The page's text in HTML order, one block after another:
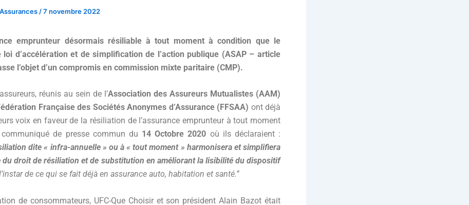
/7 novembre 2022
emprunteur désormais résiliable à tout moment à condition que le
loi d’accélération et de simplification de l’action publique (ASAP – article
l’objet d’un compromis en commission mixte paritaire (CMP).
réunis au sein de l’Association des Assureurs Mutualistes (AAM)
Française des Sociétés Anonymes d’Assurance (FFSAA) ont déjà
voix en faveur de la résiliation de l’assurance emprunteur à tout moment
de presse commun du 14 Octobre 2020 où ils déclaraient :
dite « infra-annuelle » ou à « tout moment » harmonisera et simplifiera
du droit de résiliation et de substitution en améliorant la lisibilité du dispositif
de ce qui se fait déjà en assurance auto, habitation et santé.’’
de consommateurs, UFC-Que Choisir et son président Alain Bazot était